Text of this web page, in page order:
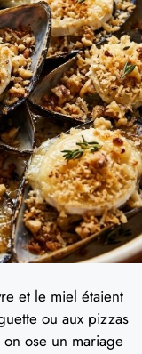
et le miel étaient
ou aux pizzas
ose un mariage